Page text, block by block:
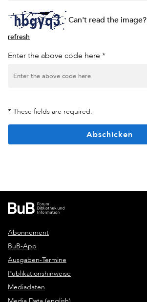
Can't read the image?
refresh
Enter the above code here *
* These fields are required.
Abschicken
Abonnement
BuB-App
Ausgaben-Termine
Publikationshinweise
Mediadaten